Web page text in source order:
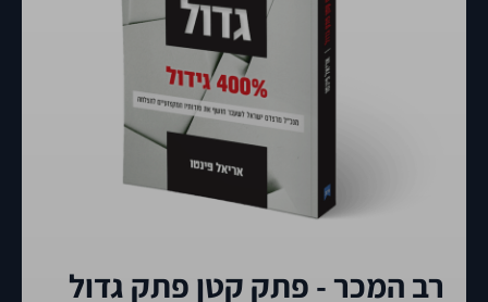
רב המכר - פתק קטן פתק גדול